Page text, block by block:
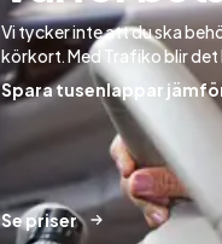
Vi tycker inte att du ska
körkort. Med Trafiko blir det
Spara tusenlappar
Se priser